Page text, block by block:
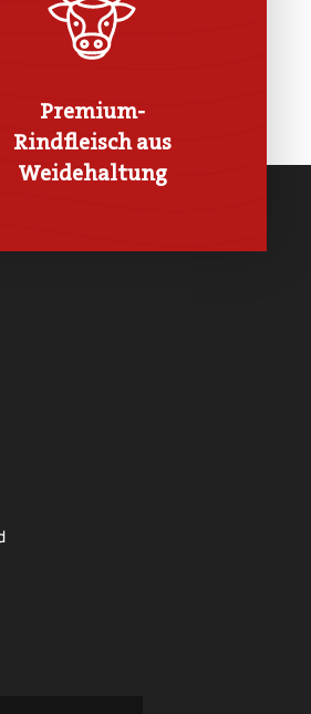
Premium-
Rindfleisch aus
Weidehaltung